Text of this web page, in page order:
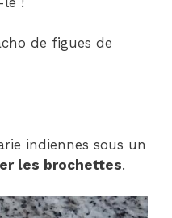
de figues de
indiennes sous un
les brochettes.